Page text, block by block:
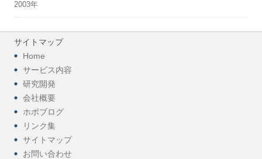
2003年
サイトマップ
Home
サービス内容
研究開発
会社概要
ホポブログ
リンク集
サイトマップ
お問い合わせ